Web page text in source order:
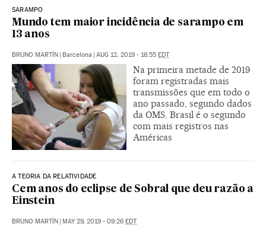
SARAMPO
Mundo tem maior incidência de sarampo em
13 anos
BRUNO MARTÍN Barcelona AUG 12, 2019 - 16:55 EDT
Na primeira metade de 2019
foram registradas mais
transmissões que em todo o
ano passado, segundo dados
da OMS. Brasil é o segundo
com mais registros nas
Américas
A TEORIA DA RELATIVIDADE
Cem anos do eclipse de Sobral que deu razão a
Einstein
BRUNO MARTÍN | MAY 29, 2019 - 09:26 EDT